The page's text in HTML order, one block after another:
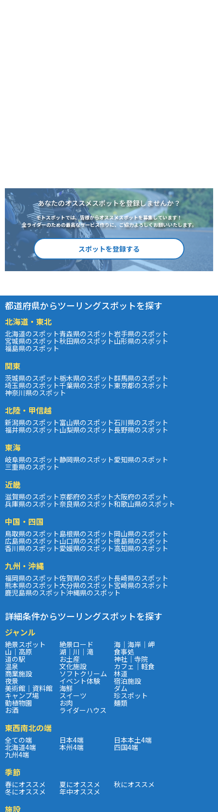
あなたのオススメスポットを登録しませんか？
モトスポットでは、皆様からオススメスポットを募集しています！
全ライダーのための最高なサービス作りに、ご協力よろしくお願いいたします。
スポットを登録する
都道府県からツーリングスポットを探す
北海道・東北
北海道のスポット青森県のスポット岩手県のスポット
宮城県のスポット秋田県のスポット山形県のスポット
福島県のスポット
関東
茨城県のスポット栃木県のスポット群馬県のスポット
埼玉県のスポット千葉県のスポット東京都のスポット
神奈川県のスポット
北陸・甲信越
新潟県のスポット富山県のスポット石川県のスポット
福井県のスポット山梨県のスポット長野県のスポット
東海
岐阜県のスポット静岡県のスポット愛知県のスポット
三重県のスポット
近畿
滋賀県のスポット京都府のスポット大阪府のスポット
兵庫県のスポット奈良県のスポット和歌山県のスポット
中国・四国
鳥取県のスポット島根県のスポット岡山県のスポット
広島県のスポット山口県のスポット徳島県のスポット
香川県のスポット愛媛県のスポット高知県のスポット
九州・沖縄
福岡県のスポット佐賀県のスポット長崎県のスポット
熊本県のスポット大分県のスポット宮崎県のスポット
鹿児島県のスポット沖縄県のスポット
詳細条件からツーリングスポットを探す
ジャンル
絶景スポット 絶景ロード 海｜海岸｜岬
山｜高原 湖｜川｜滝 食事処
道の駅 お土産 神社｜寺院
温泉 文化施設 カフェ｜軽食
商業施設 ソフトクリーム 林道
夜景 イベント体験 宿泊施設
美術館｜資料館 海鮮 ダム
キャンプ場 スイーツ 珍スポット
動植物園 お肉 麺類
お酒 ライダーハウス
東西南北の端
全ての端 日本4端 日本本土4端
北海道4端 本州4端 四国4端
九州4端
季節
春にオススメ 夏にオススメ 秋にオススメ
冬にオススメ 年中オススメ
施設